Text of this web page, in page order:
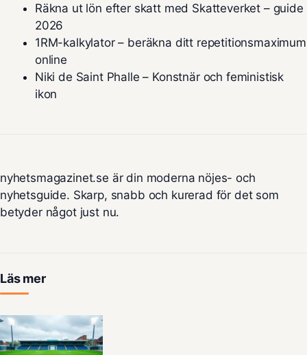
Räkna ut lön efter skatt med Skatteverket – guide
2026
1RM-kalkylator – beräkna ditt repetitionsmaximum
online
Niki de Saint Phalle – Konstnär och feministisk
ikon
nyhetsmagazinet.se är din moderna nöjes- och
nyhetsguide. Skarp, snabb och kurerad för det som
betyder något just nu.
Läs mer